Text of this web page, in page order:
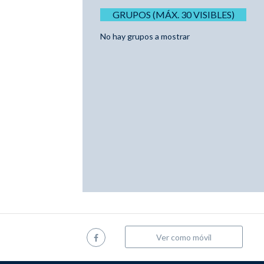
GRUPOS (MÁX. 30 VISIBLES)
No hay grupos a mostrar